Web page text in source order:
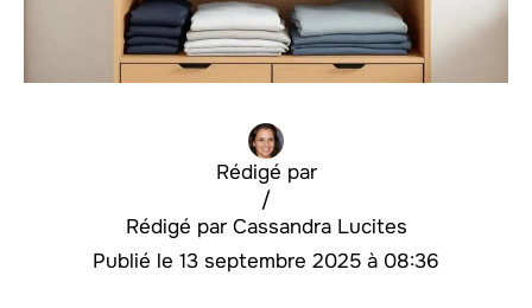
Rédigé par
Cassandra Lucites
/
13 septembre 2025 à 08:36